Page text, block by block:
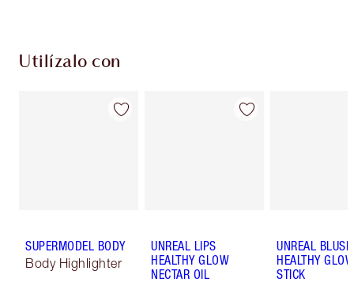
Utilízalo con
SUPERMODEL BODY
Body Highlighter
UNREAL LIPS
HEALTHY GLOW
NECTAR OIL
UNREAL BLUSH
HEALTHY GLOW
STICK